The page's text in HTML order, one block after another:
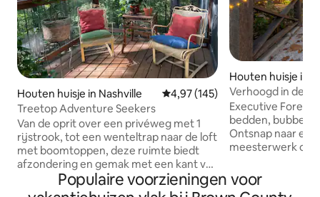
Houten huisje in Nashville Gemiddelde beoordeling van
4,97 (145)
Treetop Adventure Seekers
Van de oprit over een privéweg met 1
rijstrook, tot een wenteltrap naar de loft
met boomtoppen, deze ruimte biedt
afzondering en gemak met een kant van
avontuur. Een unieke heuvel met drie
verdiepingen, omgeven door 85 voet
Houten huisje in
Verhoogd in de
verblijf | 2
Executive Forest
bedden,
Ontsnap naar
meesterwerk op
ontworpen voor
en actieve
Populaire voorzieningen voor